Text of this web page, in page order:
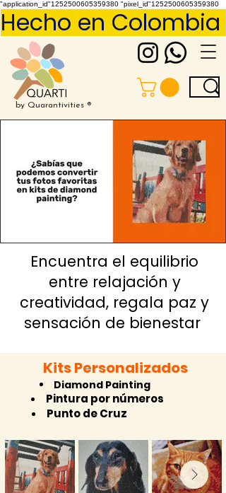
"application_id"1252500605359380 "pixel_id"1252500605359380
by Quarantivities ®
Hecho en
Encuentra el equilibrio
entre relajación y
creatividad, regala paz y
sensación de bienestar
Kits Personalizados
Pintura por números
Punto de Cruz
Diamond Painting